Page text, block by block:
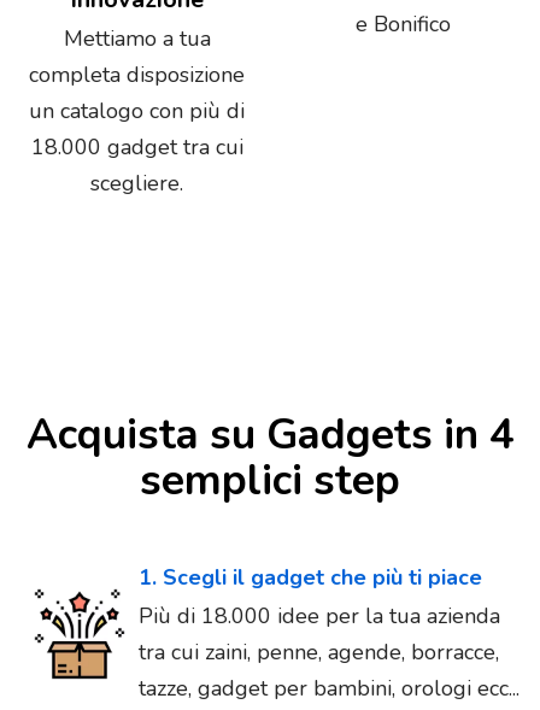
Mettiamo a tua
completa disposizione
un catalogo con più di
18.000 gadget tra cui
scegliere.
e Bonifico
Acquista su Gadgets in 4
semplici step
1. Scegli il gadget che più ti piace
Più di 18.000 idee per la tua azienda
tra cui zaini, penne, agende, borracce,
tazze, gadget per bambini, orologi ecc...